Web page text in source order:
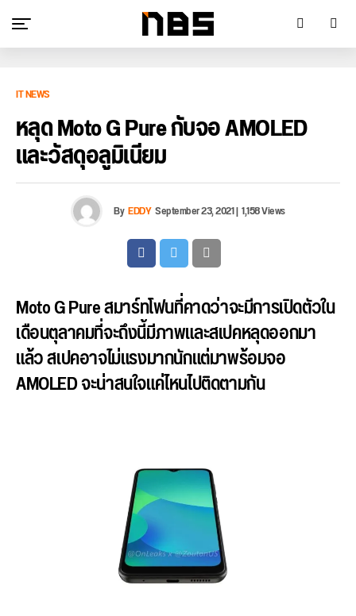
IT NEWS
หลุด Moto G Pure กับจอ AMOLED
และวัสดุอลูมิเนียม
ByEDDYSeptember 23, 2021|1,158 Views
Moto G Pure สมาร์ทโฟนที่คาดว่าจะมีการเปิดตัวใน
เดือนตุลาคมที่จะถึงนี้มีภาพและสเปคหลุดออกมา
แล้ว สเปคอาจไม่แรงมากนักแต่มาพร้อมจอ
AMOLED จะน่าสนใจแค่ไหนไปติดตามกัน